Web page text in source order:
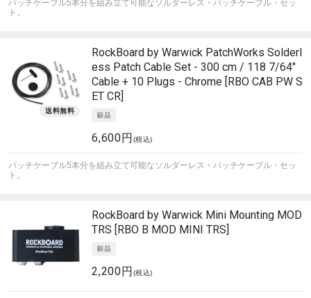
パッチケーブル5本分を組み立て可能なソルダーレス・パッチケーブル・セッ
ト。
RockBoard by Warwick PatchWorks Solderl
ess Patch Cable Set - 300 cm / 118 7/64"
Cable + 10 Plugs - Chrome [RBO CAB PW S
ET CR]
6,600円 (税込)
パッチケーブル5本分を組み立て可能なソルダーレス・パッチケーブル・セッ
ト。
RockBoard by Warwick Mini Mounting MOD
TRS [RBO B MOD MINI TRS]
2,200円 (税込)